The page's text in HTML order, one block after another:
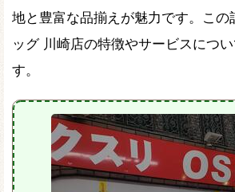
地と豊富な品揃えが魅力です。この
ッグ 川崎店の特徴やサービスにつ
す。